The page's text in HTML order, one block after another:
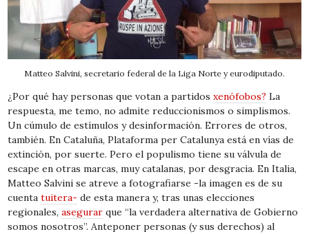
Matteo Salvini, secretario federal de la Liga Norte y eurodiputado.
¿Por qué hay personas que votan a partidosxenófobos? La
respuesta, me temo, no admite reduccionismos o simplismos.
Un cúmulo de estímulos y desinformación. Errores de otros,
también. En Cataluña, Plataforma per Catalunyaestá en vías de
extinción, por suerte. Pero el populismo tiene su válvula de
escape en otras marcas, muy catalanas, por desgracia. En Italia,
Matteo Salvini se atreve a fotografiarse -la imagen es de su
cuentatuitera- de esta manera y, tras unas elecciones
regionales,asegurar que “la verdadera alternativa de Gobierno
somos nosotros”. Anteponer personas (y sus derechos) al